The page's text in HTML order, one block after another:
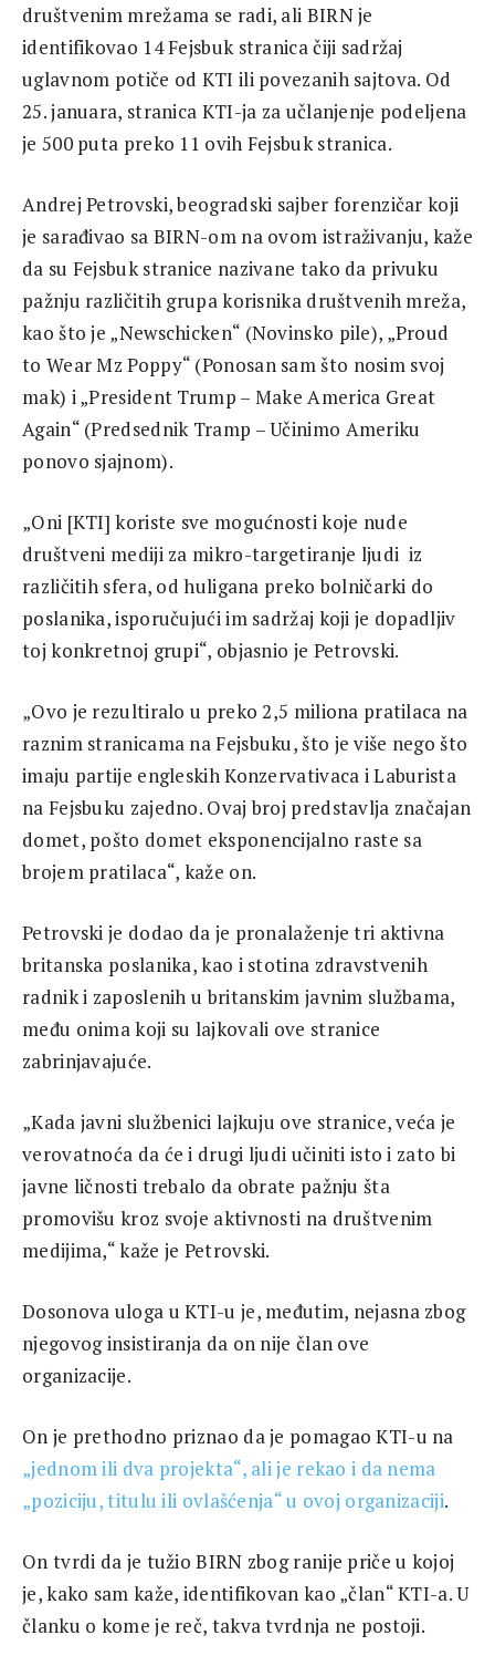
društvenim mrežama se radi, ali BIRN je
identifikovao 14 Fejsbuk stranica čiji sadržaj
uglavnom potiče od KTI ili povezanih sajtova. Od
25. januara, stranica KTI-ja za učlanjenje podeljena
je 500 puta preko 11 ovih Fejsbuk stranica.
Andrej Petrovski, beogradski sajber forenzičar koji
je sarađivao sa BIRN-om na ovom istraživanju, kaže
da su Fejsbuk stranice nazivane tako da privuku
pažnju različitih grupa korisnika društvenih mreža,
kao što je „Newschicken“ (Novinsko pile), „Proud
to Wear Mz Poppy“ (Ponosan sam što nosim svoj
mak) i „President Trump – Make America Great
Again“ (Predsednik Tramp – Učinimo Ameriku
ponovo sjajnom).
„Oni [KTI] koriste sve mogućnosti koje nude
društveni mediji za mikro-targetiranje ljudi iz
različitih sfera, od huligana preko bolničarki do
poslanika, isporučujući im sadržaj koji je dopadljiv
toj konkretnoj grupi“, objasnio je Petrovski.
„Ovo je rezultiralo u preko 2,5 miliona pratilaca na
raznim stranicama na Fejsbuku, što je više nego što
imaju partije engleskih Konzervativaca i Laburista
na Fejsbuku zajedno. Ovaj broj predstavlja značajan
domet, pošto domet eksponencijalno raste sa
brojem pratilaca“, kaže on.
Petrovski je dodao da je pronalaženje tri aktivna
britanska poslanika, kao i stotina zdravstvenih
radnik i zaposlenih u britanskim javnim službama,
među onima koji su lajkovali ove stranice
zabrinjavajuće.
„Kada javni službenici lajkuju ove stranice, veća je
verovatnoća da će i drugi ljudi učiniti isto i zato bi
javne ličnosti trebalo da obrate pažnju šta
promovišu kroz svoje aktivnosti na društvenim
medijima,“ kaže je Petrovski.
Dosonova uloga u KTI-u je, međutim, nejasna zbog
njegovog insistiranja da on nije član ove
organizacije.
On je prethodno priznao da je pomagao KTI-u na
„jednom ili dva projekta“, ali je rekao i da nema
„poziciju, titulu ili ovlašćenja“ u ovoj organizaciji.
On tvrdi da je tužio BIRN zbog ranije priče u kojoj
je, kako sam kaže, identifikovan kao „član“ KTI-a. U
članku o kome je reč, takva tvrdnja ne postoji.